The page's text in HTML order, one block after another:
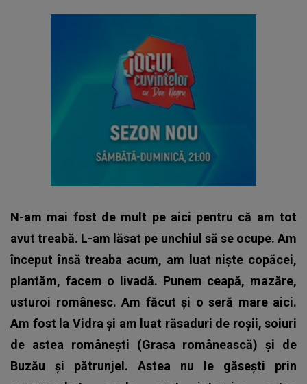
N-am mai fost de mult pe aici pentru că am tot
avut treabă. L-am lăsat pe unchiul să se ocupe. Am
început însă treaba acum, am luat niște copăcei,
plantăm, facem o livadă. Punem ceapă, mazăre,
usturoi românesc. Am făcut și o seră mare aici.
Am fost la Vidra și am luat răsaduri de roșii, soiuri
de astea românești (Grasa românească) și de
Buzău și pătrunjel. Astea nu le găsești prin